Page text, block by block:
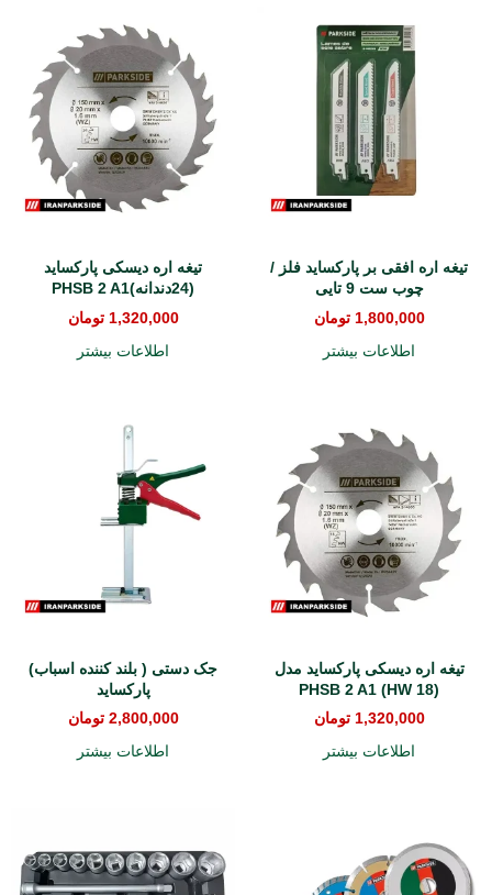
تیغه اره افقی بر پارکساید فلز /
چوب ست 9 تایی
1,800,000 تومان
اطلاعات بیشتر
تیغه اره دیسکی پارکساید
(24دندانه)PHSB 2 A1
1,320,000 تومان
اطلاعات بیشتر
تیغه اره دیسکی پارکساید مدل
(HW 18) PHSB 2 A1
1,320,000 تومان
اطلاعات بیشتر
جک دستی ( بلند کننده اسباب)
پارکساید
2,800,000 تومان
اطلاعات بیشتر